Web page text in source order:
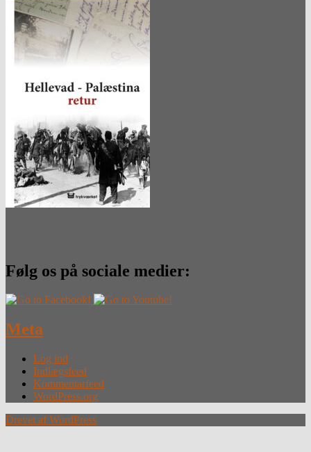
Følg os på sociale medier:
Meta
Log ind
Indlægsfeed
Kommentarfeed
WordPress.org
Drevet af WordPress